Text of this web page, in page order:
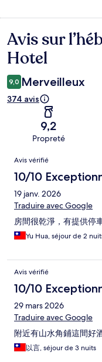
Avis
Avis sur
Hotel
9,0 Merveilleux
374 avis
9,2
Propreté
Avis
Avis vérifié
10/10
19 janv. 2026
Traduire avec Google
房間很乾淨，有提供停
Yu Hua, séjour de 2
Avis vérifié
10/10
29 mars 2026
Traduire avec Google
附近有山水角鋪這間好
以言, séjour de 3 nuits